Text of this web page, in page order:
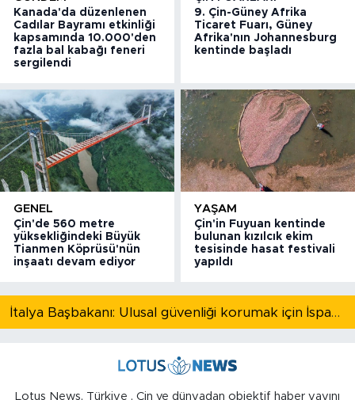
Kanada'da düzenlenen
Cadılar Bayramı etkinliği
kapsamında 10.000'den
fazla bal kabağı feneri
sergilendi
9. Çin-Güney Afrika
Ticaret Fuarı, Güney
Afrika'nın Johannesburg
kentinde başladı
GENEL
Çin'de 560 metre
yüksekliğindeki Büyük
Tianmen Köprüsü'nün
inşaatı devam ediyor
YAŞAM
Çin'in Fuyuan kentinde
bulunan kızılcık ekim
tesisinde hasat festivali
yapıldı
İtalya Başbakanı: Ulusal güvenliği korumak için İspanya ile Schengen kapsamındaki serbest dolaşımı askıya alıyoruz
Lotus News, Türkiye , Çin ve dünyadan objektif haber yayını